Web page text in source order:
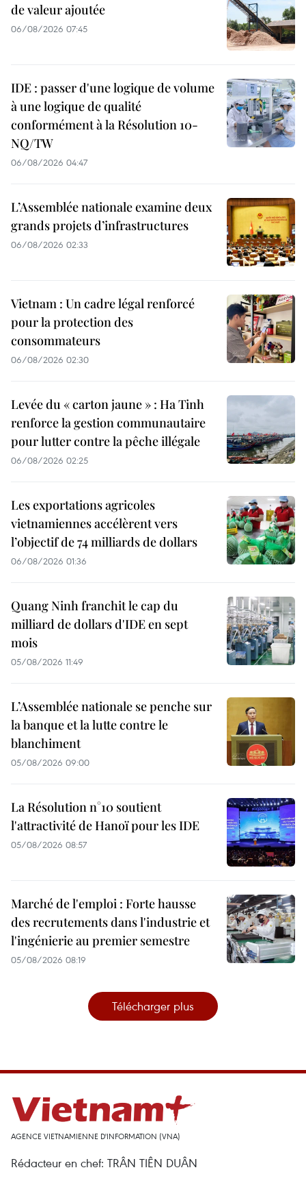
de valeur ajoutée
06/08/2026 07:45
IDE : passer d'une logique de volume
à une logique de qualité
conformément à la Résolution 10-
NQ/TW
06/08/2026 04:47
L’Assemblée nationale examine deux
grands projets d’infrastructures
06/08/2026 02:33
Vietnam : Un cadre légal renforcé
pour la protection des
consommateurs
06/08/2026 02:30
Levée du « carton jaune » : Ha Tinh
renforce la gestion communautaire
pour lutter contre la pêche illégale
06/08/2026 02:25
Les exportations agricoles
vietnamiennes accélèrent vers
l’objectif de 74 milliards de dollars
06/08/2026 01:36
Quang Ninh franchit le cap du
milliard de dollars d'IDE en sept
mois
05/08/2026 11:49
L’Assemblée nationale se penche sur
la banque et la lutte contre le
blanchiment
05/08/2026 09:00
La Résolution n°10 soutient
l'attractivité de Hanoï pour les IDE
05/08/2026 08:57
Marché de l'emploi : Forte hausse
des recrutements dans l'industrie et
l'ingénierie au premier semestre
05/08/2026 08:19
Télécharger plus
AGENCE VIETNAMIENNE D'INFORMATION (VNA)
Rédacteur en chef: TRÂN TIÊN DUÂN